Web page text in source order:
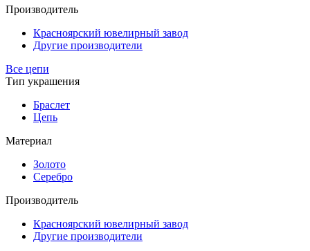
Производитель
Красноярский ювелирный завод
Другие производители
Все цепи
Тип украшения
Браслет
Цепь
Материал
Золото
Серебро
Производитель
Красноярский ювелирный завод
Другие производители